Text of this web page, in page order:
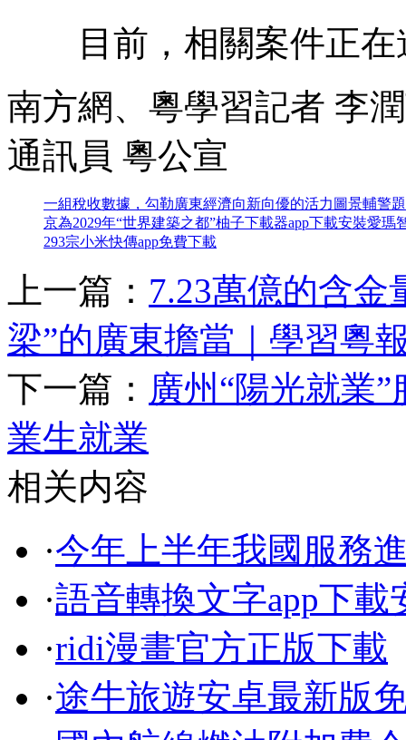
目前，相關案件正在
南方網、粵學習記者 李
通訊員 粵公宣
一組稅收數據，勾勒廣東經濟向新向優的活力圖景輔警
京為2029年“世界建築之都”柚子下載器app下載安裝愛瑪
293宗小米快傳app免費下載
上一篇： 7.23萬億的含
梁”的廣東擔當｜學習粵
下一篇： 廣州“陽光就業
業生就業
相关内容
·今年上半年我國服務
·語音轉換文字app下載
·ridi漫畫官方正版下載
·途牛旅遊安卓最新版